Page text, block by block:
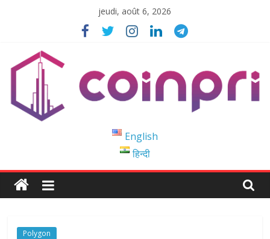
jeudi, août 6, 2026
Blockchain
Easy
to
English
हिन्दी
Polygon